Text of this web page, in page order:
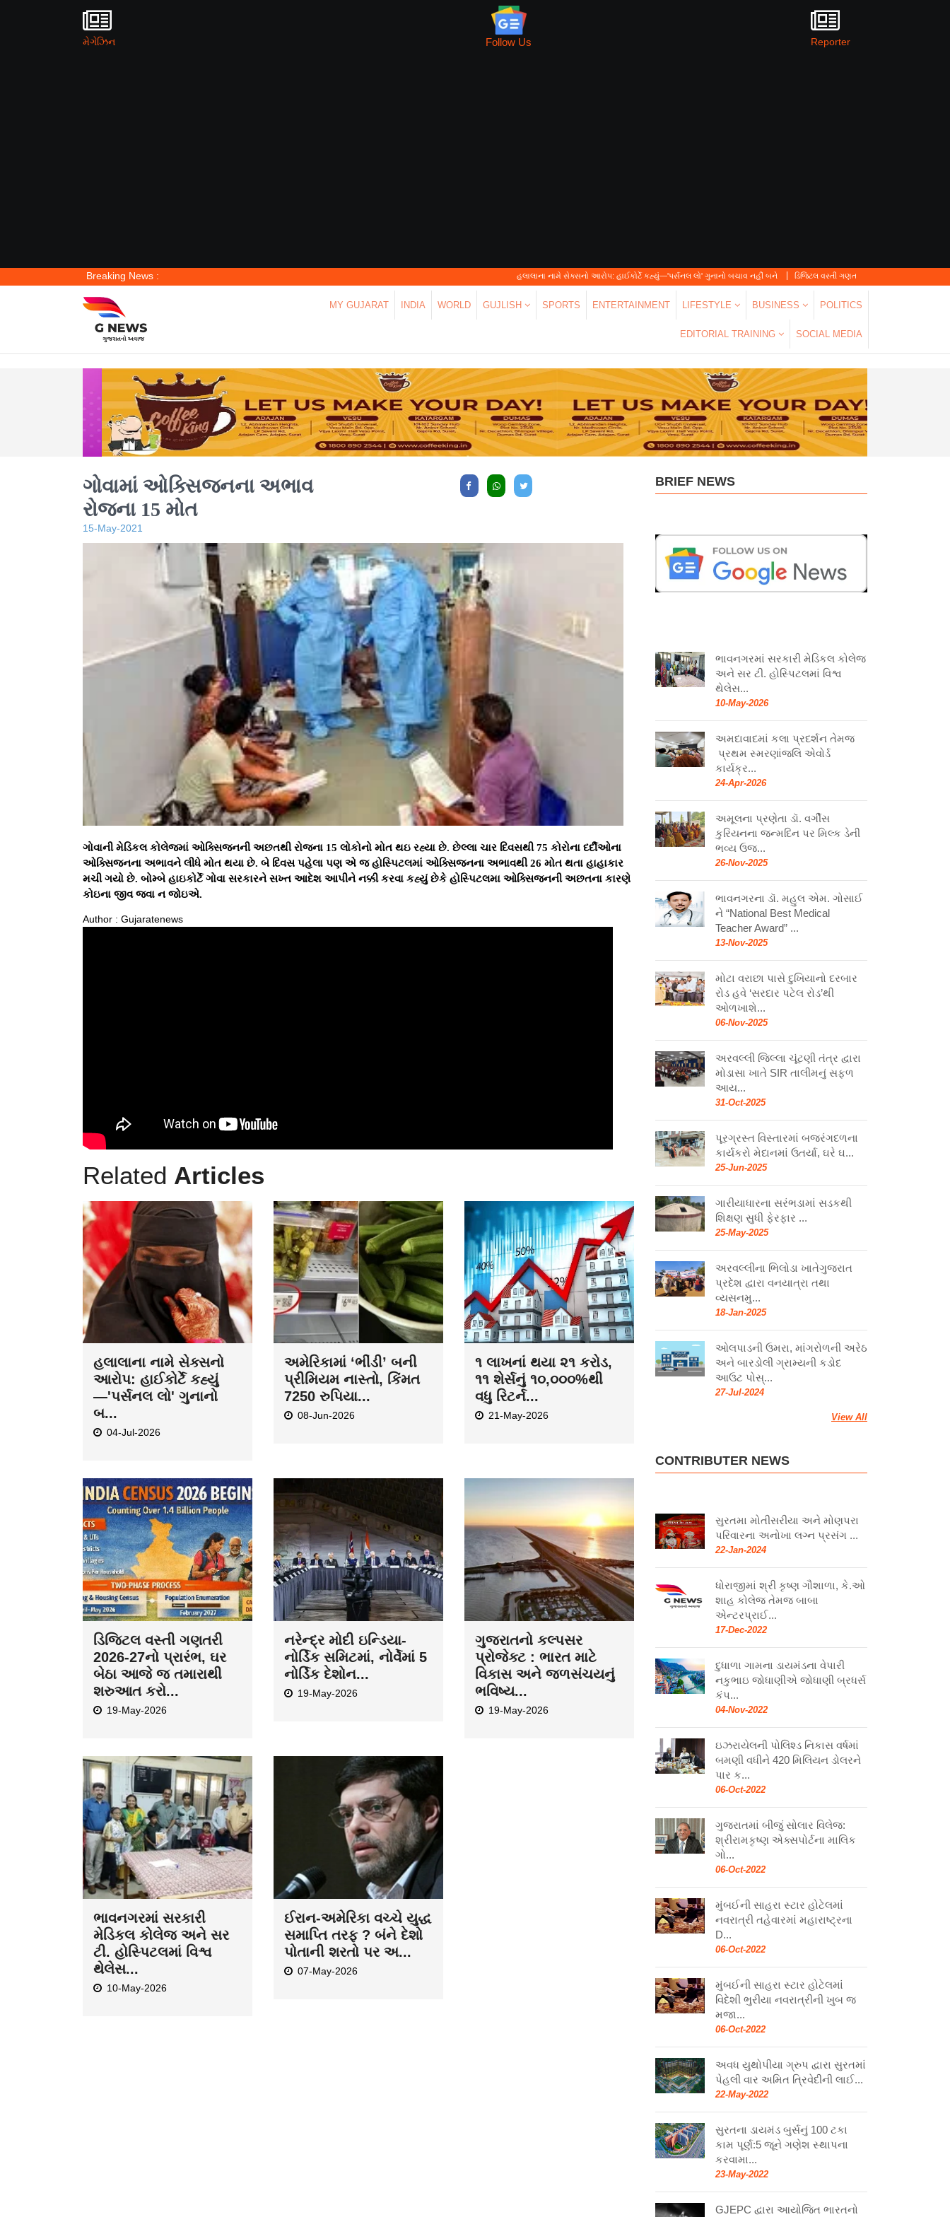
મેગેઝિન Follow Us Reporter
Breaking News : હલાલાના નામે સેક્સનો આરોપ: હાઈકોર્ટે કહ્યું—'પર્સનલ લો' ગુનાનો બચાવ નહીં બને ડિજિટલ વસ્તી ગણતરી 2026-27નો પ્રારંભ, ઘર બેઠા આજે જ
MY GUJARAT INDIA WORLD GUJLISH SPORTS ENTERTAINMENT LIFESTYLE BUSINESS POLITICS
EDITORIAL TRAINING SOCIAL MEDIA
ગોવામાં ઓક્સિજનના અભાવ
રોજના 15 મોત
15-May-2021
ગોવાની મેડિકલ કોલેજમાં ઓક્સિજનની અછતથી રોજના 15 લોકોનો મોત થઇ રહ્યા છે. છેલ્લા ચાર દિવસથી 75 કોરોના દર્દીઓના
ઓક્સિજનના અભાવને લીધે મોત થયા છે. બે દિવસ પહેલા પણ એ જ હોસ્પિટલમાં ઓક્સિજનના અભાવથી 26 મોત થતા હાહાકાર
મચી ગયો છે. બોમ્બે હાઇકોર્ટે ગોવા સરકારને સખ્ત આદેશ આપીને નક્કી કરવા કહ્યું છેકે હોસ્પિટલમા ઓક્સિજનની અછતના કારણે
કોઇના જીવ જવા ન જોઇએ.
Author : Gujaratenews
Related Articles
હલાલાના નામે સેક્સનો
આરોપ: હાઈકોર્ટે કહ્યું
—'પર્સનલ લો' ગુનાનો
બ...
04-Jul-2026
અમેરિકામાં ‘ભીંડી’ બની
પ્રીમિયમ નાસ્તો, કિંમત
7250 રુપિયા...
08-Jun-2026
૧ લાખનાં થયા ૨૧ કરોડ,
૧૧ શેર્સનું ૧૦,૦૦૦%થી
વધુ રિટર્ન...
21-May-2026
ડિજિટલ વસ્તી ગણતરી
2026-27નો પ્રારંભ, ઘર
બેઠા આજે જ તમારાથી
શરુઆત કરો...
19-May-2026
નરેન્દ્ર મોદી ઇન્ડિયા-
નોર્ડિક સમિટમાં, નોર્વેમાં 5
નોર્ડિક દેશોન...
19-May-2026
ગુજરાતનો કલ્પસર
પ્રોજેક્ટ : ભારત માટે
વિકાસ અને જળસંચયનું
ભવિષ્ય...
19-May-2026
ભાવનગરમાં સરકારી
મેડિકલ કોલેજ અને સર
ટી. હોસ્પિટલમાં વિશ્વ
થેલેસ...
10-May-2026
ઈરાન-અમેરિકા વચ્ચે યુદ્ધ
સમાપ્તિ તરફ ? બંને દેશો
પોતાની શરતો પર અ...
07-May-2026
BRIEF NEWS
ભાવનગરમાં સરકારી મેડિકલ કોલેજ
અને સર ટી. હોસ્પિટલમાં વિશ્વ
થેલેસ...
10-May-2026
અમદાવાદમાં કલા પ્રદર્શન તેમજ
પ્રથમ સ્મરણાંજલિ એવોર્ડ
કાર્યક્ર...
24-Apr-2026
અમૂલના પ્રણેતા ડૉ. વર્ગીસ
કુરિયનના જન્મદિન પર મિલ્ક ડેની
ભવ્ય ઉજ...
26-Nov-2025
ભાવનગરના ડૉ. મહુલ એમ. ગોસાઈ
ને “National Best Medical
Teacher Award” ...
13-Nov-2025
મોટા વરાછા પાસે દુખિયાનો દરબાર
રોડ હવે ‘સરદાર પટેલ રોડ’થી
ઓળખાશે...
06-Nov-2025
અરવલ્લી જિલ્લા ચૂંટણી તંત્ર દ્વારા
મોડાસા ખાતે SIR તાલીમનું સફળ
આય...
31-Oct-2025
પૂરગ્રસ્ત વિસ્તારમાં બજરંગદળના
કાર્યકરો મેદાનમાં ઉતર્યા, ઘરે ઘ...
25-Jun-2025
ગારીયાધારના સરંભડામાં સડકથી
શિક્ષણ સુધી ફેરફાર ...
25-May-2025
અરવલ્લીના ભિલોડા ખાતેગુજરાત
પ્રદેશ દ્વારા વનયાત્રા તથા
વ્યસનમુ...
18-Jan-2025
ઓલપાડની ઉમરા, માંગરોળની અરેઠ
અને બારડોલી ગ્રામ્યની કડોદ
આઉટ પોસ્...
27-Jul-2024
View All
CONTRIBUTER NEWS
સુરતમા મોતીસરીયા અને મોણપરા
પરિવારના અનોખા લગ્ન પ્રસંગ ...
22-Jan-2024
ધોરાજીમાં શ્રી કૃષ્ણ ગૌશાળા, કે.ઓ
શાહ કોલેજ તેમજ બાબા
એન્ટરપ્રાઈ...
17-Dec-2022
દુધાળા ગામના ડાયમંડના વેપારી
નકુભાઇ જોધાણીએ જોધાણી બ્રધર્સ
કંપ...
04-Nov-2022
ઇઝરાયેલની પોલિશ્ડ નિકાસ વર્ષમાં
બમણી વધીને 420 મિલિયન ડોલરને
પાર ક...
06-Oct-2022
ગુજરાતમાં બીજું સોલાર વિલેજ:
શ્રીરામકૃષ્ણ એક્સપોર્ટના માલિક
ગો...
06-Oct-2022
મુંબઈની સાહરા સ્ટાર હોટેલમાં
નવરાત્રી તહેવારમાં મહારાષ્ટ્રના
D...
06-Oct-2022
મુંબઈની સાહરા સ્ટાર હોટેલમાં
વિદેશી ભુરીયા નવરાત્રીની ખુબ જ
મજા...
06-Oct-2022
અવધ યુથોપીયા ગ્રુપ દ્વારા સુરતમાં
પેહલી વાર અમિત ત્રિવેદીની લાઈ...
22-May-2022
સુરતના ડાયમંડ બુર્સનું 100 ટકા
કામ પૂર્ણ:5 જૂને ગણેશ સ્થાપના
કરવામા...
23-May-2022
GJEPC દ્વારા આયોજિત ભારતનો